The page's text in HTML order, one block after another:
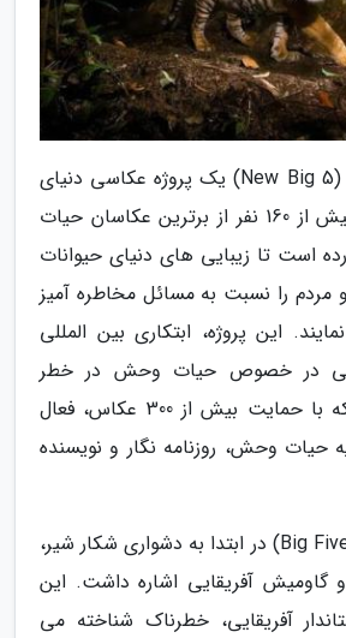
پروژه پنج بزرگ تازه (New Big 5) یک پروژه عکاسی دنیای
به شمار میرود که بیش از 160 نفر از برترین عکاسان حیات
است تا زیبایی های دنیای حیوانات
مردم را نسبت به مسائل مخاطره آمیز
این پروژه، ابتکاری بین المللی
در خصوص حیات وحش در خطر
انقراض دنیا است که با حمایت بیش از 300 عکاس، فعال
وحش، روزنامه نگار و نویسنده
اصطلاح پنج بزرگ (Big Five) در ابتدا به دشواری شکار شیر،
گاومیش آفریقایی اشاره داشت. این
آفریقایی، خطرناک شناخته می